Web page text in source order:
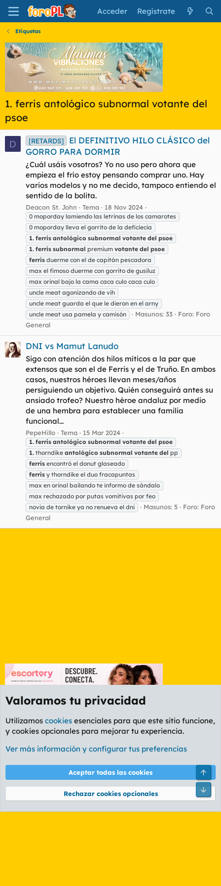
Acceder Regístrate
Etiquetas
1. ferris antológico subnormal votante del
psoe
D [RETARDS]
El DEFINITIVO HILO CLÁSICO del
GORRO PARA DORMIR
¿Cuál usáis vosotros? Yo no uso pero ahora que
empieza el frío estoy pensando comprar uno. Hay
varios modelos y no me decido, tampoco entiendo el
sentido de la bolita.
Deacon St. John Tema 18 Nov 2024
0 moporday lamiendo las letrinas de los camarotes
0 moporday lleva el gorrito de la deficiecia
1. ferris antológico subnormal votante del psoe
1. ferris subnormal premium votante del psoe
ferris duerme con el de capitán pescadora
max el fimoso duerme con gorrito de gusiluz
max orinal bajo la cama caca culo caca culo
uncle meat agonizando de vih
uncle meat guarda el que le dieron en el arny
uncle meat usa pamela y camisón
Masunos: 33 Foro: Foro
General
DNI vs Mamut Lanudo
Sigo con atención dos hilos míticos a la par que
extensos que son el de Ferris y el de Truño. En ambos
casos, nuestros héroes llevan meses/años
persiguiendo un objetivo. Quién conseguirá antes su
ansiado trofeo? Nuestro héroe andaluz por medio
de una hembra para establecer una familia
funcional...
PepeHillo Tema 15 Mar 2024
1. ferris antológico subnormal votante del psoe
1. thorndike antológico subnormal votante del pp
ferris encontró el donut glaseado
ferris y thorndike el duo fracapuntas
max en orinal bailando te informo de sándalo
max rechazado por putas vomitivas por feo
novia de tornike ya no renueva el dni
Masunos: 5 Foro: Foro
General
Etiquetas
Cookies
PL OLDSTYLE AMARILLO
Términos y reglas Política de privacidad Ayuda
Community platform by XenForo® © 2010-2026 XenForo Ltd.
Valoramos tu privacidad
Utilizamos cookies esenciales para que este sitio funcione,
y cookies opcionales para mejorar tu experiencia.
Ver más información y configurar tus preferencias
Aceptar todas las cookies
Rechazar cookies opcionales
Pie